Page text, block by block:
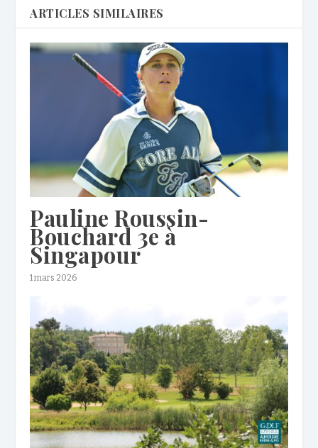
ARTICLES SIMILAIRES
Pauline Roussin-
Bouchard 3e à
Singapour
1 mars 2026